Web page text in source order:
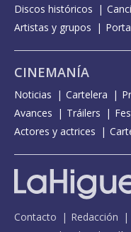
Discos históricos
Artistas y grupos
CINEMANÍA
Noticias Cartelera
Avances
Tráilers
Actores y actrices
Contacto Redacción